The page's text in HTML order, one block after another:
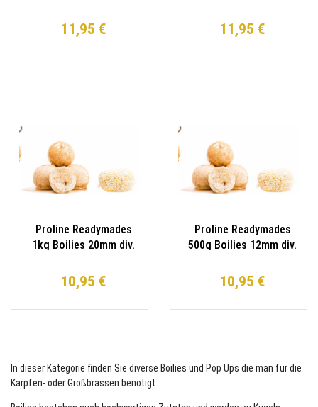
11,95 € 11,95 €
Proline Readymades
1kg Boilies 20mm div.
10,95 €
Proline Readymades
500g Boilies 12mm div.
10,95 €
In dieser Kategorie finden Sie diverse Boilies und Pop Ups die man für die
Karpfen- oder Großbrassen benötigt.